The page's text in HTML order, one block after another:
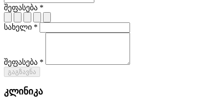
შეფასება *
სახელი *
შეფასება *
გაგზავნა
კლინიკა